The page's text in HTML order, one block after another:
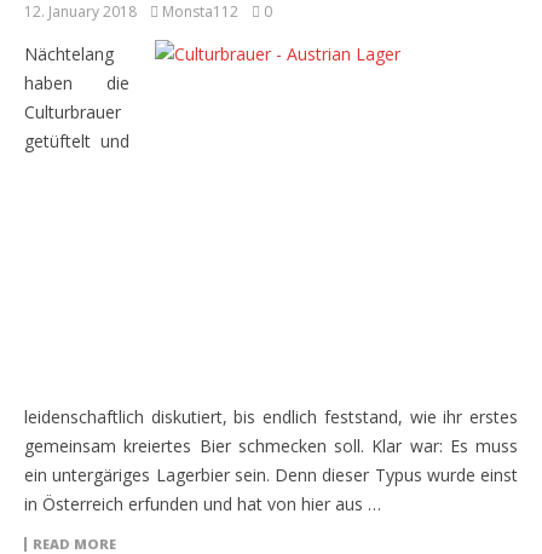
12. January 2018 Monsta112 0
Nächtelang
haben die
Culturbrauer
getüftelt und
leidenschaftlich diskutiert, bis endlich feststand, wie ihr erstes
gemeinsam kreiertes Bier schmecken soll. Klar war: Es muss
ein untergäriges Lagerbier sein. Denn dieser Typus wurde einst
in Österreich erfunden und hat von hier aus …
READ MORE